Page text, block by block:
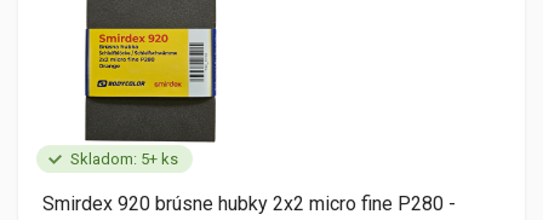
Skladom: 5+ ks
Smirdex 920 brúsne hubky 2x2 micro fine P280 -